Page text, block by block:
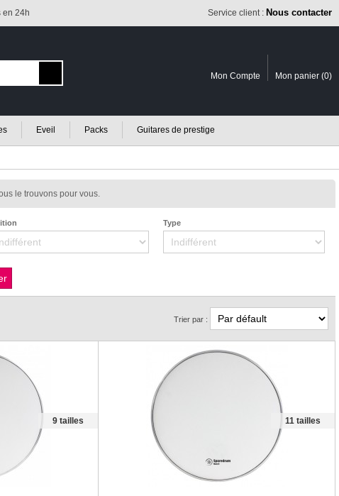
en 24h Service client : Nous contacter
Mon Compte Mon panier (0)
Eveil Packs Guitares de prestige
le trouvons pour vous.
Type
Trier par :
9 tailles 11 tailles